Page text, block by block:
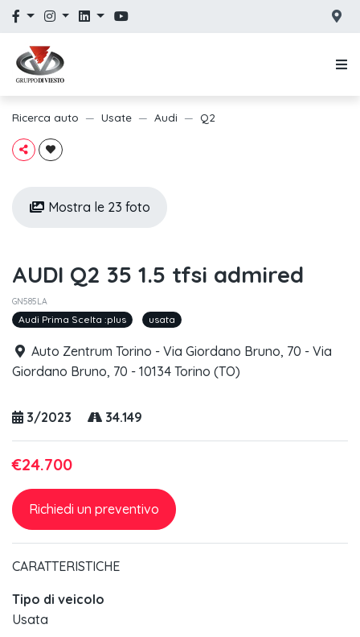
Ricerca auto Usate Audi Q2
Mostra le 23 foto
AUDI Q2 35 1.5 tfsi admired
GN585LA
Audi Prima Scelta :plus usata
Auto Zentrum Torino - Via Giordano Bruno, 70 - Via
Giordano Bruno, 70 - 10134 Torino (TO)
3/2023 34.149
€24.700
Richiedi un preventivo
CARATTERISTICHE
Tipo di veicolo
Usata